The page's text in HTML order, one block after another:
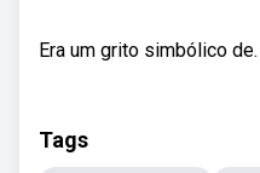
Era um grito simbólico de.
Tags